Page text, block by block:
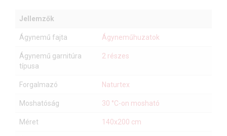
Jellemzők
Ágynemű fajta Ágyneműhuzatok
Ágynemű garnitúra
típusa
2 részes
Forgalmazó Naturtex
Moshatóság 30 °C-on mosható
Méret 140x200 cm